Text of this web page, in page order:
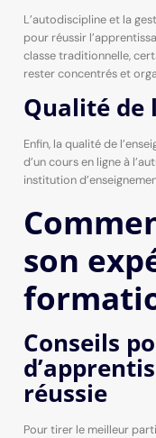
L’autodiscipline et la
pour réussir
classe traditionnelle,
rester concentrés et
Qualité de
Enfin, la qualité de
d’un cours en ligne à
institution
son
Conseils
réussie
Pour tirer le meilleur